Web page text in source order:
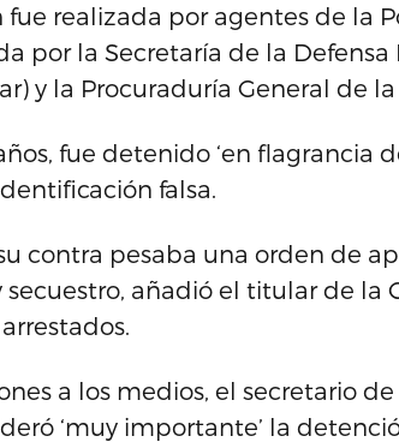
fue realizada por agentes de la
por la Secretaría de la
y la Procuraduría General de
fue detenido ‘en flagrancia
falsa.
contra pesaba una orden de
añadió el titular de la
arrestados.
a los medios, el secretario
‘muy importante’ la